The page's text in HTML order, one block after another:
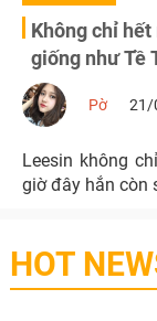
Không chỉ
giống như Tề
Pờ 21/
Leesin không
giờ đây hắn còn
HOT